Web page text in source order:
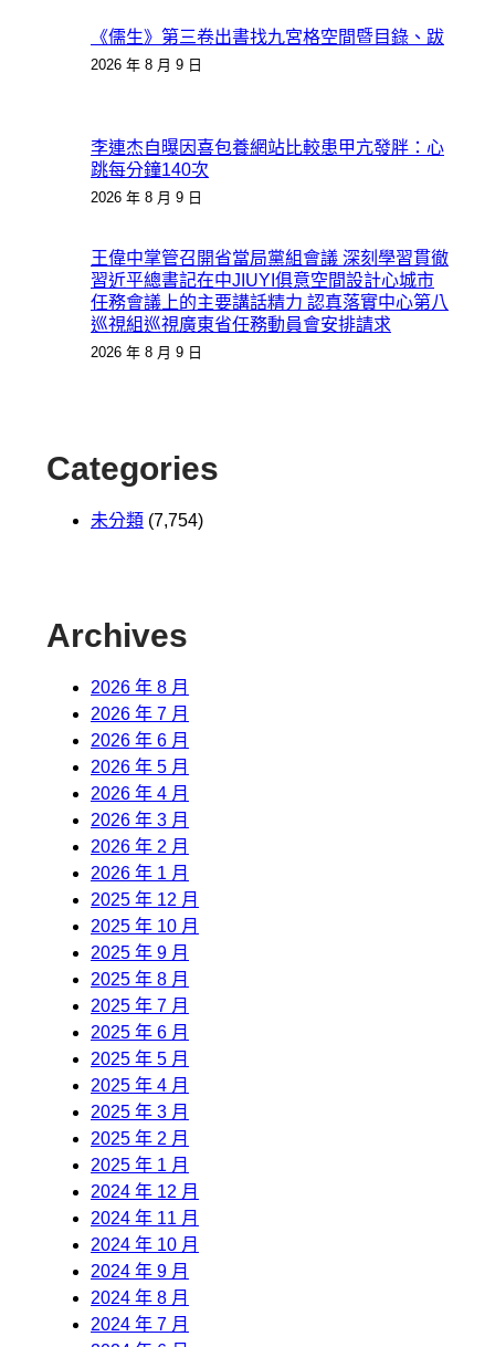
《儒生》第三卷出書找九宮格空間暨目錄、跋
2026 年 8 月 9 日
李連杰自曝因喜包養網站比較患甲亢發胖：心
跳每分鐘140次
2026 年 8 月 9 日
王偉中掌管召開省當局黨組會議 深刻學習貫徹
習近平總書記在中JIUYI俱意空間設計心城市
任務會議上的主要講話精力 認真落實中心第八
巡視組巡視廣東省任務動員會安排請求
2026 年 8 月 9 日
Categories
未分類 (7,754)
Archives
2026 年 8 月
2026 年 7 月
2026 年 6 月
2026 年 5 月
2026 年 4 月
2026 年 3 月
2026 年 2 月
2026 年 1 月
2025 年 12 月
2025 年 10 月
2025 年 9 月
2025 年 8 月
2025 年 7 月
2025 年 6 月
2025 年 5 月
2025 年 4 月
2025 年 3 月
2025 年 2 月
2025 年 1 月
2024 年 12 月
2024 年 11 月
2024 年 10 月
2024 年 9 月
2024 年 8 月
2024 年 7 月